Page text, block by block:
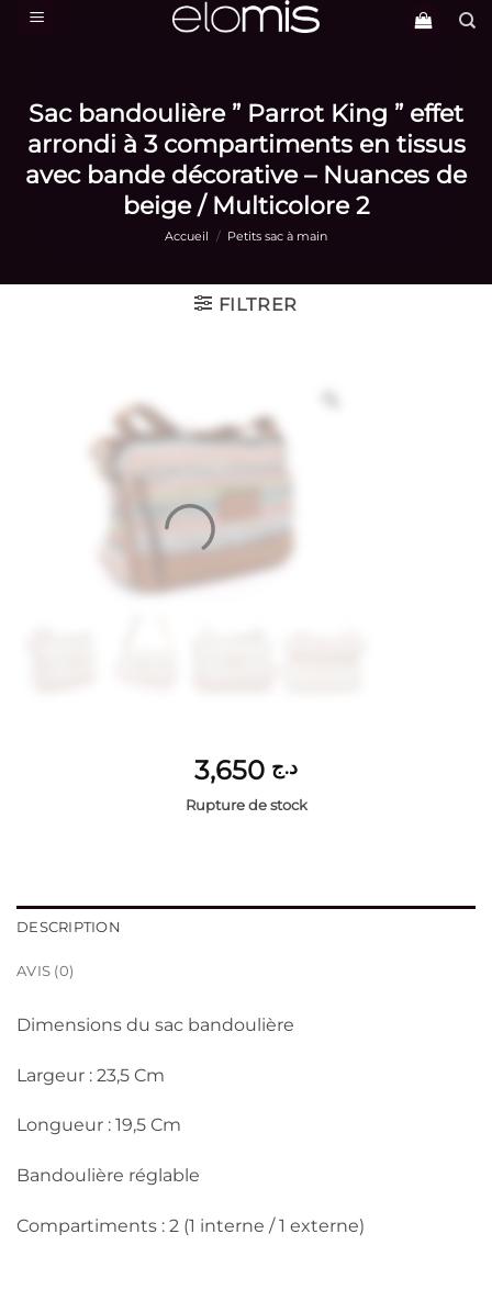
Passer
Sac bandoulière ” Parrot King ” effet
arrondi à 3 compartiments en tissus
avec bande décorative – Nuances de
beige / Multicolore 2
Accueil / Petits sac à main
FILTRER
د.ج
Rupture de stock
DESCRIPTION
AVIS (0)
Dimensions du sac bandoulière
Largeur : 23,5 Cm
Longueur : 19,5 Cm
Bandoulière réglable
Compartiments : 2 (1 interne / 1 externe)